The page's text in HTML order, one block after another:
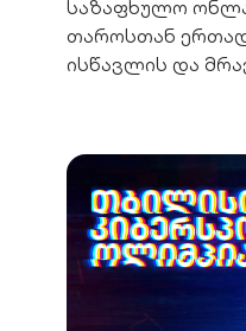
საზაფხულო
თაროსთან
ისწავლის და